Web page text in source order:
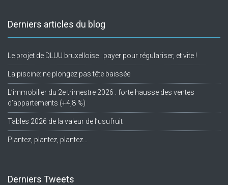
Derniers articles du blog
Le projet de DLUU bruxelloise : payer pour régulariser, et vite !
La piscine: ne plongez pas tête baissée
L’immobilier du 2e trimestre 2026 : forte hausse des ventes
d’appartements (+4,8 %)
Tables 2026 de la valeur de l’usufruit
Plantez, plantez, plantez…
Derniers Tweets